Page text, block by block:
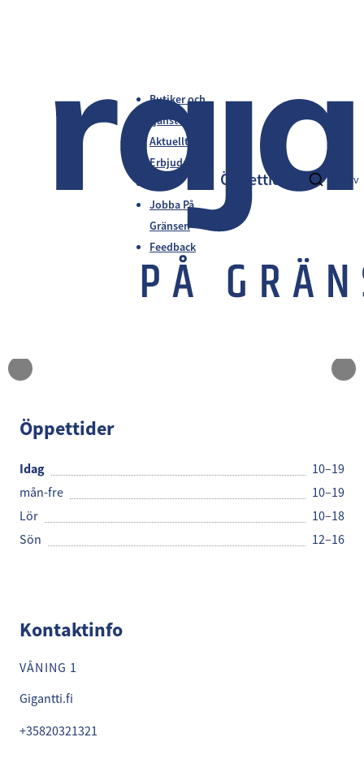
Butiker och
tjänster
Aktuellt
Erbjudanden
Jobba På
Gränsen
Feedback
sv
Öppettider
Öppettider
Idag
10–19
mån-fre
10–19
Lör
10–18
Sön
12–16
Kontaktinfo
VÅNING 1
Gigantti.fi
+35820321321